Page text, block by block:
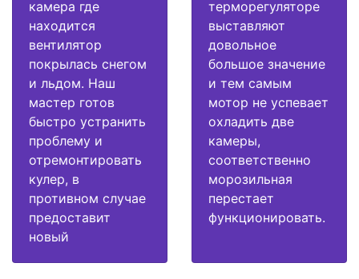
камера где
находится
вентилятор
покрылась снегом
и льдом. Наш
мастер готов
быстро устранить
проблему и
отремонтировать
кулер, в
противном случае
предоставит
новый
терморегуляторе
выставляют
довольное
большое значение
и тем самым
мотор не успевает
охладить две
камеры,
соответственно
морозильная
перестает
функционировать.